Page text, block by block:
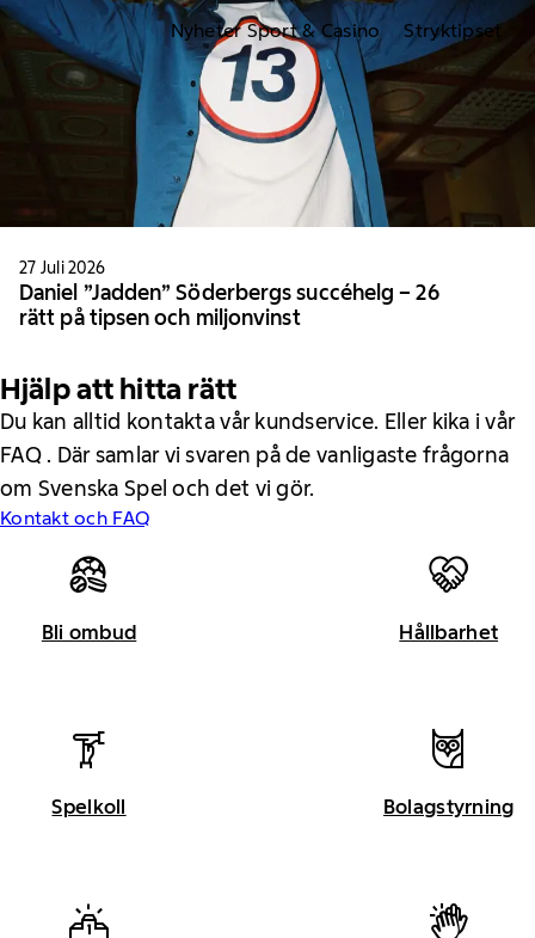
Nyheter Sport & Casino Stryktipset
27 Juli 2026
Daniel ”Jadden” Söderbergs succéhelg – 26
rätt på tipsen och miljonvinst
Hjälp att hitta rätt
Du kan alltid kontakta vår kundservice. Eller kika i vår
FAQ . Där samlar vi svaren på de vanligaste frågorna
om Svenska Spel och det vi gör.
Kontakt och FAQ
Bli ombud Hållbarhet
Spelkoll Bolagstyrning